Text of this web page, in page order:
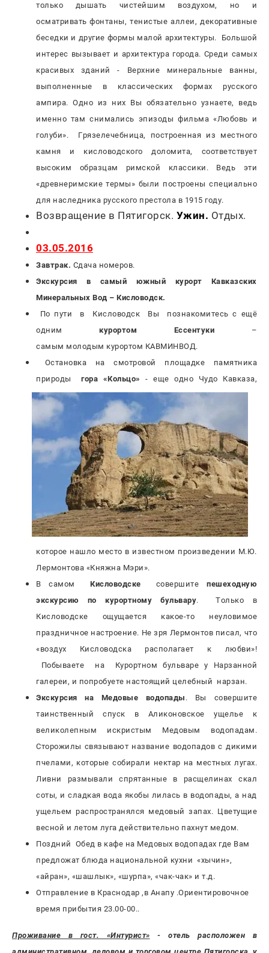
только дышать чистейшим воздухом, но и
осматривать фонтаны, тенистые аллеи, декоративные
беседки и другие формы малой архитектуры. Большой
интерес вызывает и архитектура города. Среди самых
красивых зданий - Верхние минеральные ванны,
выполненные в классических формах русского
ампира. Одно из них Вы обязательно узнаете, ведь
именно там снимались эпизоды фильма «Любовь и
голуби». Грязелечебница, построенная из местного
камня и кисловодского доломита, соответствует
высоким образцам римской классики. Ведь эти
«древнеримские термы» были построены специально
для наследника русского престола в 1915 году.
Возвращение в Пятигорск. Ужин. Отдых.
03.05.2016
Завтрак. Сдача номеров.
Экскурсия в самый южный курорт Кавказских
Минеральных Вод – Кисловодск.
По пути в Кисловодск Вы познакомитесь с ещё
одним курортом Ессентуки –
самым молодым курортом КАВМИНВОД.
Остановка на смотровой площадке памятника
природыгора «Кольцо» - еще одно Чудо Кавказа,
которое нашло место в известном произведении М.Ю.
Лермонтова «Княжна Мэри».
В самом
Кисловодске совершитепешеходную
экскурсию по курортному бульвару. Только в
Кисловодске ощущается какое-то неуловимое
праздничное настроение. Не зря Лермонтов писал, что
«воздух Кисловодска располагает к любви»!
Побываете на Курортном бульваре у Нарзанной
галереи, и попробуете настоящий целебный нарзан.
Экскурсия на Медовые водопады . Вы совершите
таинственный спуск в Аликоновское ущелье к
великолепным искристым Медовым водопадам.
Сторожилы связывают название водопадов с дикими
пчелами, которые собирали нектар на местных лугах.
Ливни размывали спрятанные в расщелинах скал
соты, и сладкая вода якобы лилась в водопады, а над
ущельем распространялся медовый запах. Цветущие
весной и летом луга действительно пахнут медом.
Поздний Обед в кафе на Медовых водопадах где Вам
предложат блюда национальной кухни «хычин»,
«айран», «шашлык», «шурпа», «чак-чак» и т.д.
Отправление в Краснодар ,в Анапу .Ориентировочное
время прибытия 23.00-00..
Проживание в гост. «Интурист» -
отель расположен в